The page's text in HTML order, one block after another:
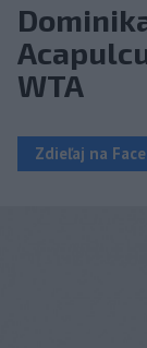
WTA
Zdieľaj na